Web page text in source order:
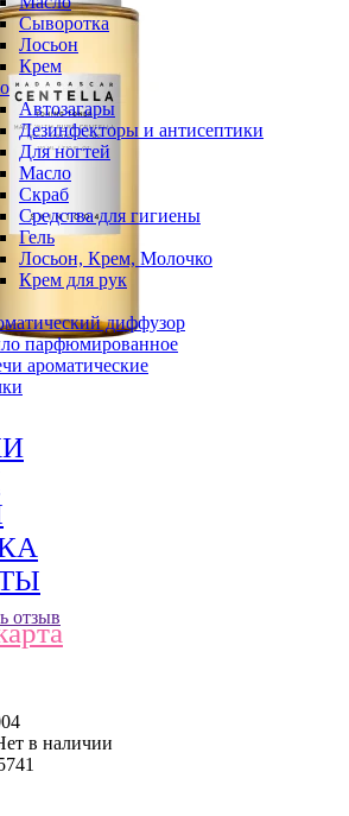
Сыворотка
Лосьон
Крем
Автозагары
Дезинфекторы и антисептики
Для ногтей
Масло
Скраб
Средства для гигиены
Гель
Лосьон, Крем, Молочко
Крем для рук
диффузор
парфюмированное
ароматические
отзыв
в наличии